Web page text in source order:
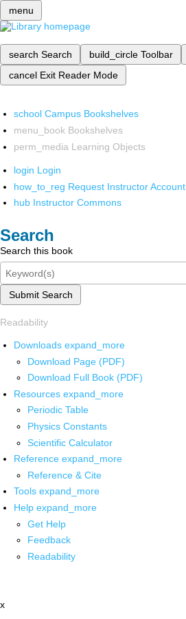
menu
search Search build_circle Toolbar
cancel Exit Reader Mode
school Campus Bookshelves
menu_book Bookshelves
perm_media Learning Objects
login Login
how_to_reg Request Instructor Account
hub Instructor Commons
Search
Search this book
Submit Search
Readability
Downloads expand_more
Download Page (PDF)
Download Full Book (PDF)
Resources expand_more
Periodic Table
Physics Constants
Scientific Calculator
Reference expand_more
Reference & Cite
Tools expand_more
Help expand_more
Get Help
Feedback
Readability
x